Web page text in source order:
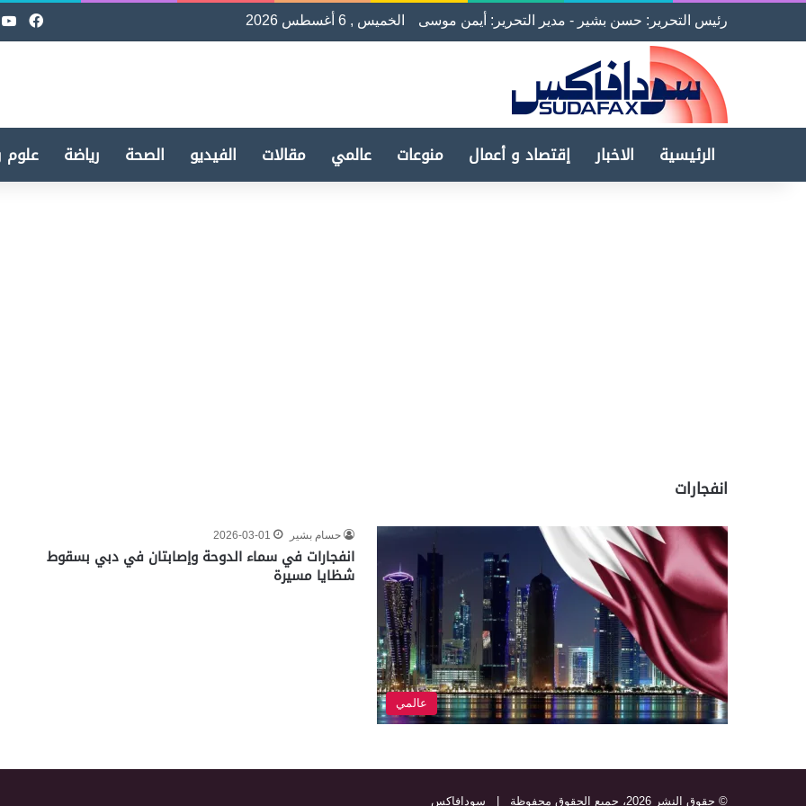
رئيس التحرير: حسن بشير - مدير التحرير: أيمن موسى الخميس , 6 أغسطس 2026
الرئيسية الاخبار إقتصاد و أعمال منوعات عالمي مقالات الفيديو الصحة رياضة علوم
انفجارات
عالمي
حسام بشير 2026-03-01
انفجارات في سماء الدوحة وإصابتان في دبي بسقوط
شظايا مسيرة
© حقوق النشر 2026، جميع الحقوق محفوظة | سودافاكس